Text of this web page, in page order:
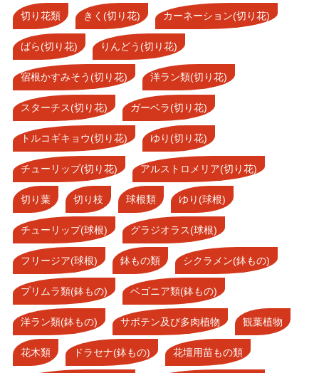
切り花類 きく(切り花) カーネーション(切り花)
ばら(切り花) りんどう(切り花)
宿根かすみそう(切り花) 洋ラン類(切り花)
スターチス(切り花) ガーベラ(切り花)
トルコギキョウ(切り花) ゆり(切り花)
チューリップ(切り花) アルストロメリア(切り花)
切り葉 切り枝 球根類 ゆり(球根)
チューリップ(球根) グラジオラス(球根)
フリージア(球根) 鉢もの類 シクラメン(鉢もの)
プリムラ類(鉢もの) ベゴニア類(鉢もの)
洋ラン類(鉢もの) サボテン及び多肉植物 観葉植物
花木類 ドラセナ(鉢もの) 花壇用苗もの類